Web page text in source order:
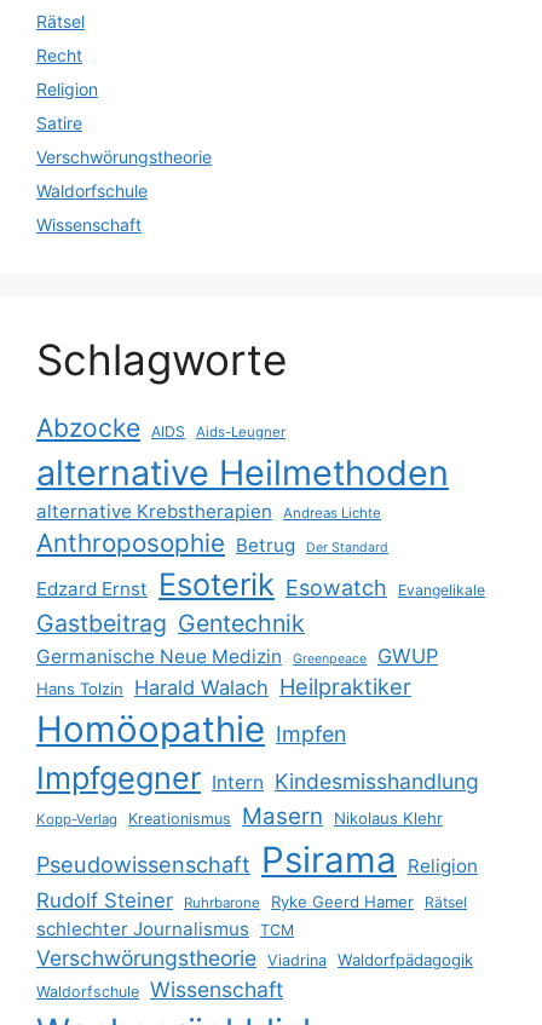
Rätsel
Recht
Religion
Satire
Verschwörungstheorie
Waldorfschule
Wissenschaft
Schlagworte
Abzocke AIDS Aids-Leugner
alternative Heilmethoden
alternative Krebstherapien Andreas Lichte
Anthroposophie Betrug Der Standard
Edzard Ernst Esoterik Esowatch Evangelikale
Gastbeitrag Gentechnik
Germanische Neue Medizin Greenpeace GWUP
Hans Tolzin Harald Walach Heilpraktiker
Homöopathie Impfen
Impfgegner Intern Kindesmisshandlung
Kopp-Verlag Kreationismus Masern Nikolaus Klehr
Pseudowissenschaft Psirama Religion
Rudolf Steiner Ruhrbarone Ryke Geerd Hamer Rätsel
schlechter Journalismus TCM
Verschwörungstheorie Viadrina Waldorfpädagogik
Waldorfschule Wissenschaft